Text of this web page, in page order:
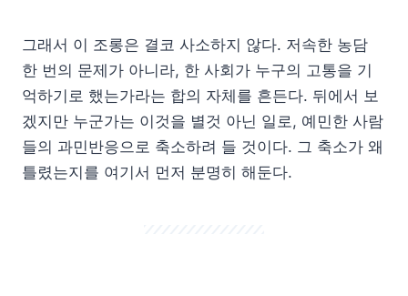
그래서 이 조롱은 결코 사소하지 않다. 저속한 농담
한 번의 문제가 아니라, 한 사회가 누구의 고통을 기
억하기로 했는가라는 합의 자체를 흔든다. 뒤에서 보
겠지만 누군가는 이것을 별것 아닌 일로, 예민한 사람
들의 과민반응으로 축소하려 들 것이다. 그 축소가 왜
틀렸는지를 여기서 먼저 분명히 해둔다.